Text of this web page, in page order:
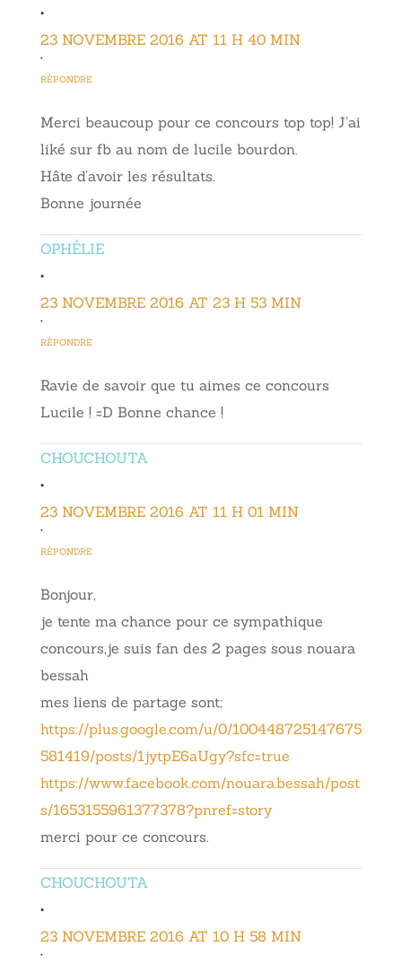
•
23 NOVEMBRE 2016 AT 11 H 40 MIN
•
RÉPONDRE
Merci beaucoup pour ce concours top top! J’ai
liké sur fb au nom de lucile bourdon.
Hâte d’avoir les résultats.
Bonne journée
OPHÉLIE
•
23 NOVEMBRE 2016 AT 23 H 53 MIN
•
RÉPONDRE
Ravie de savoir que tu aimes ce concours
Lucile ! =D Bonne chance !
CHOUCHOUTA
•
23 NOVEMBRE 2016 AT 11 H 01 MIN
•
RÉPONDRE
Bonjour,
je tente ma chance pour ce sympathique
concours,je suis fan des 2 pages sous nouara
bessah
mes liens de partage sont;
https://plus.google.com/u/0/100448725147675
581419/posts/1jytpE6aUgy?sfc=true
https://www.facebook.com/nouara.bessah/post
s/1653155961377378?pnref=story
merci pour ce concours.
CHOUCHOUTA
•
23 NOVEMBRE 2016 AT 10 H 58 MIN
•